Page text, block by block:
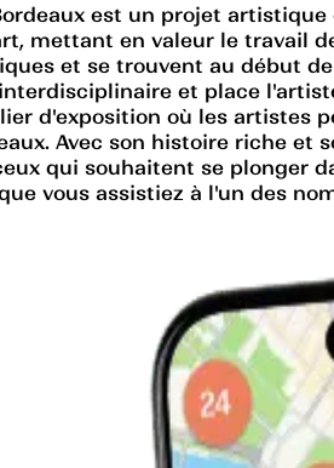
est un projet
mettant en valeur le travail
et se trouvent au début
et place
d'exposition où les artistes
Avec son histoire riche
qui souhaitent se plonger
vous assistiez à l'un des